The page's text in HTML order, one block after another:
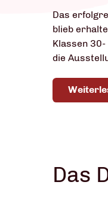
Das
blieb
Klassen
die
Das